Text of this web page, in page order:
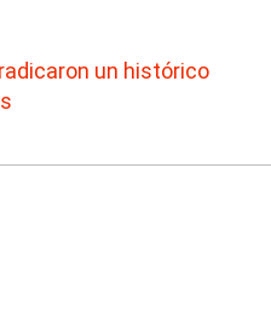
un histórico